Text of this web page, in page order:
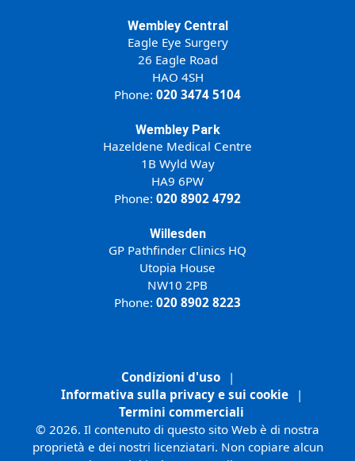
Wembley Central
Eagle Eye Surgery
26 Eagle Road
HAO 4SH
Phone: 020 3474 5104
Wembley Park
Hazeldene Medical Centre
1B Wyld Way
HA9 6PW
Phone: 020 8902 4792
Willesden
GP Pathfinder Clinics HQ
Utopia House
NW10 2PB
Phone: 020 8902 8223
Condizioni d'uso
|
Informativa sulla privacy e sui cookie
|
Termini commerciali
© 2026. Il contenuto di questo sito Web è di nostra
proprietà e dei nostri licenziatari. Non copiare alcun